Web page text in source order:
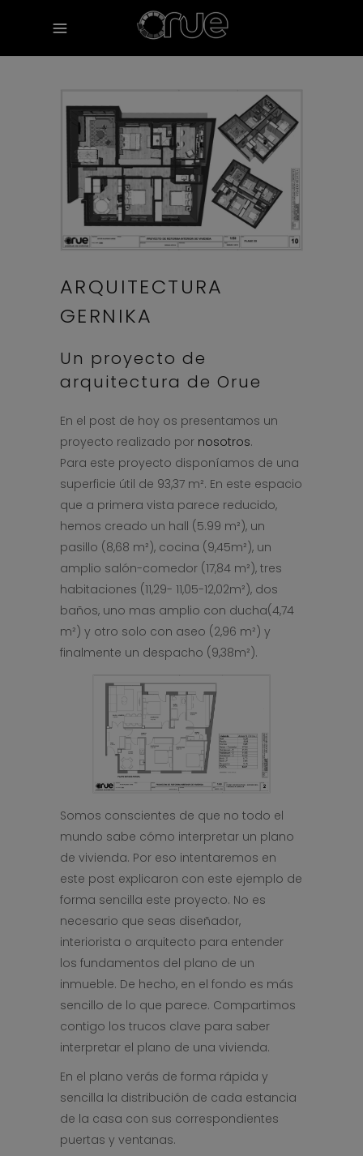
ARQUITECTURA
GERNIKA
Un proyecto de
arquitectura de Orue
En el post de hoy os presentamos un
proyecto realizado por nosotros.
Para este proyecto disponíamos de una
superficie útil de 93,37 m². En este espacio
que a primera vista parece reducido,
hemos creado un hall (5.99 m²), un
pasillo (8,68 m²), cocina (9,45m²), un
amplio salón-comedor (17,84 m²), tres
habitaciones (11,29- 11,05-12,02m²), dos
baños, uno mas amplio con ducha(4,74
m²) y otro solo con aseo (2,96 m²) y
finalmente un despacho (9,38m²).
Somos conscientes de que no todo el
mundo sabe cómo interpretar un plano
de vivienda. Por eso intentaremos en
este post explicaron con este ejemplo de
forma sencilla este proyecto. No es
necesario que seas diseñador,
interiorista o arquitecto para entender
los fundamentos del plano de un
inmueble. De hecho, en el fondo es más
sencillo de lo que parece. Compartimos
contigo los trucos clave para saber
interpretar el plano de una vivienda.
En el plano verás de forma rápida y
sencilla la distribución de cada estancia
de la casa con sus correspondientes
puertas y ventanas.